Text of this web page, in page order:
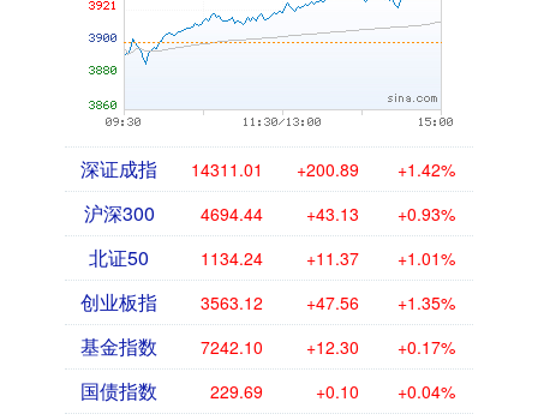
深证成指 14311.01 +200.89 +1.42%
沪深300 4694.44 +43.13 +0.93%
北证50 1134.24 +11.37 +1.01%
创业板指 3563.12 +47.56 +1.35%
基金指数 7242.10 +12.30 +0.17%
国债指数 229.69 +0.10 +0.04%